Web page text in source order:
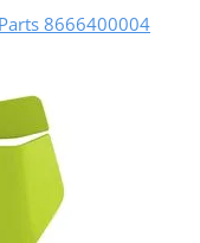
8666400004